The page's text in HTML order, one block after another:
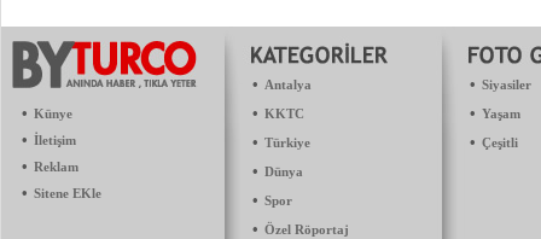
• Künye
• İletişim
• Reklam
• Sitene EKle
• Antalya
• KKTC
• Türkiye
• Dünya
• Spor
• Özel Röportaj
• Siyasiler
• Yaşam
• Çeşitli